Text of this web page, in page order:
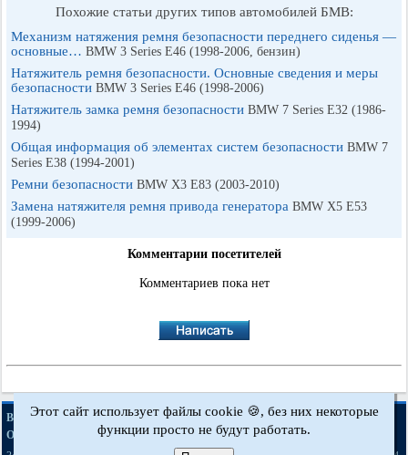
Похожие статьи других типов автомобилей БМВ:
Механизм натяжения ремня безопасности переднего сиденья —
основные… BMW 3 Series E46 (1998-2006, бензин)
Натяжитель ремня безопасности. Основные сведения и меры
безопасности BMW 3 Series E46 (1998-2006)
Натяжитель замка ремня безопасности BMW 7 Series E32 (1986-
1994)
Общая информация об элементах систем безопасности BMW 7
Series E38 (1994-2001)
Ремни безопасности BMW X3 E83 (2003-2010)
Замена натяжителя ремня привода генератора BMW X5 E53
(1999-2006)
Комментарии посетителей
Комментариев пока нет
BMWman.ru © 2017-2026·Полная версия·Новости и статьи ·Карта сайта
Обратная связь
Поиск по сайту
Этот сайт использует файлы cookie 🍪, без них некоторые
функции просто не будут работать.